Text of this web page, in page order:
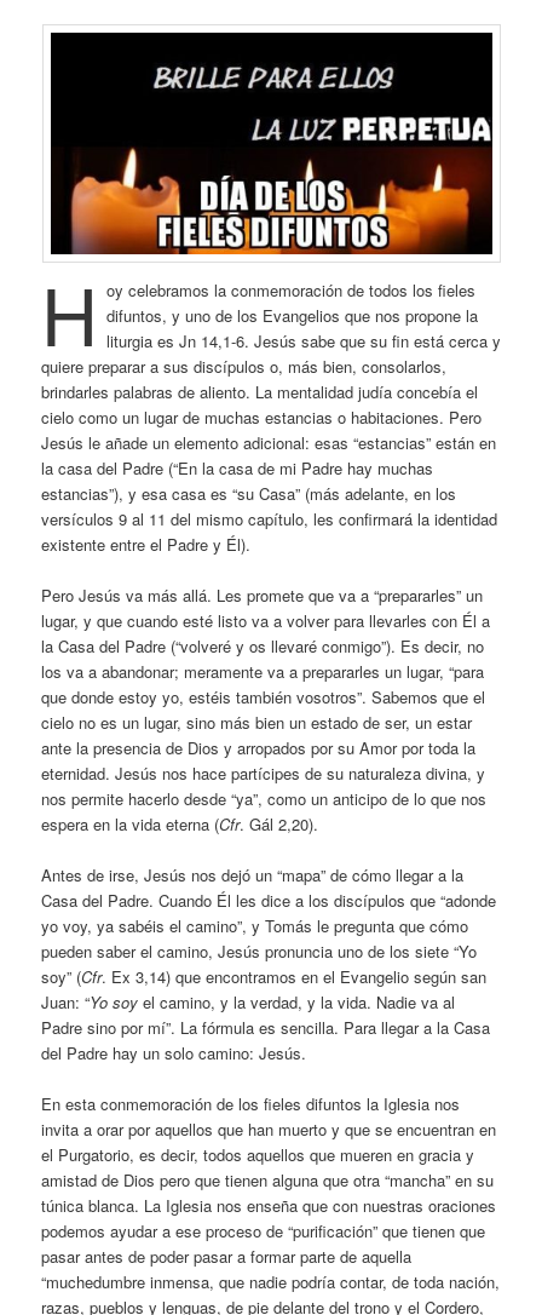
H
oy celebramos la conmemoración de todos los fieles
difuntos, y uno de los Evangelios que nos propone la
liturgia es Jn 14,1-6. Jesús sabe que su fin está cerca y
quiere preparar a sus discípulos o, más bien, consolarlos,
brindarles palabras de aliento. La mentalidad judía concebía el
cielo como un lugar de muchas estancias o habitaciones. Pero
Jesús le añade un elemento adicional: esas “estancias” están en
la casa del Padre (“En la casa de mi Padre hay muchas
estancias”), y esa casa es “su Casa” (más adelante, en los
versículos 9 al 11 del mismo capítulo, les confirmará la identidad
existente entre el Padre y Él).
Pero Jesús va más allá. Les promete que va a “prepararles” un
lugar, y que cuando esté listo va a volver para llevarles con Él a
la Casa del Padre (“volveré y os llevaré conmigo”). Es decir, no
los va a abandonar; meramente va a prepararles un lugar, “para
que donde estoy yo, estéis también vosotros”. Sabemos que el
cielo no es un lugar, sino más bien un estado de ser, un estar
ante la presencia de Dios y arropados por su Amor por toda la
eternidad. Jesús nos hace partícipes de su naturaleza divina, y
nos permite hacerlo desde “ya”, como un anticipo de lo que nos
espera en la vida eterna (Cfr. Gál 2,20).
Antes de irse, Jesús nos dejó un “mapa” de cómo llegar a la
Casa del Padre. Cuando Él les dice a los discípulos que “adonde
yo voy, ya sabéis el camino”, y Tomás le pregunta que cómo
pueden saber el camino, Jesús pronuncia uno de los siete “Yo
soy” (Cfr. Ex 3,14) que encontramos en el Evangelio según san
Juan: “Yo soyel camino, y la verdad, y la vida. Nadie va al
Padre sino por mí”. La fórmula es sencilla. Para llegar a la Casa
del Padre hay un solo camino: Jesús.
En esta conmemoración de los fieles difuntos la Iglesia nos
invita a orar por aquellos que han muerto y que se encuentran en
el Purgatorio, es decir, todos aquellos que mueren en gracia y
amistad de Dios pero que tienen alguna que otra “mancha” en su
túnica blanca. La Iglesia nos enseña que con nuestras oraciones
podemos ayudar a ese proceso de “purificación” que tienen que
pasar antes de poder pasar a formar parte de aquella
“muchedumbre inmensa, que nadie podría contar, de toda nación,
razas, pueblos y lenguas, de pie delante del trono y el Cordero,